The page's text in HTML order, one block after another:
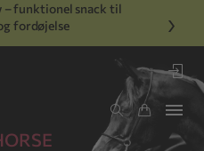
– funktionel snack til
fordøjelse
›